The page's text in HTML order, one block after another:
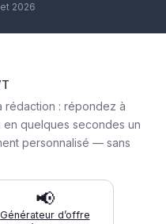
2026
rédaction : répondez à
quelques secondes un
personnalisé — sans
📢
Générateur d’offre